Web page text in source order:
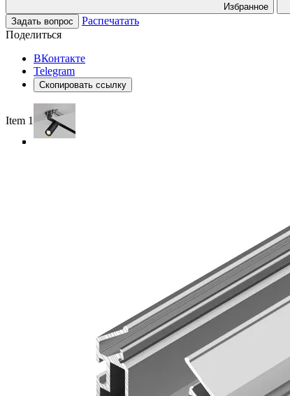
Избранное
Задать вопрос
Распечатать
Поделиться
ВКонтакте
Telegram
Скопировать ссылку
Item 1 of 4